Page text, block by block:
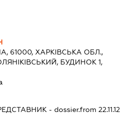
61000, ХАРКІВСЬКА ОБЛ.,
БУДИНОК 1,
- dossier.from 22.11.12